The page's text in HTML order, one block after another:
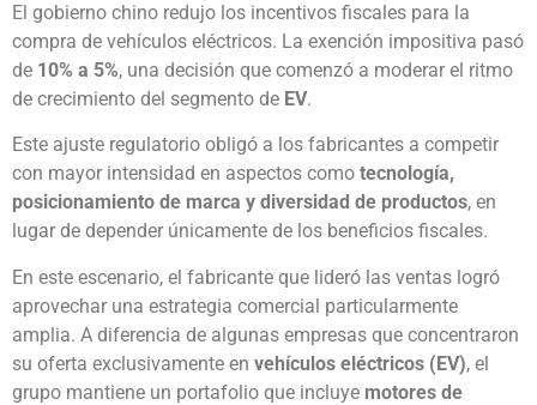
El gobierno chino redujo los incentivos fiscales para la
compra de vehículos eléctricos. La exención impositiva pasó
de 10% a 5%, una decisión que comenzó a moderar el ritmo
de crecimiento del segmento de EV.
Este ajuste regulatorio obligó a los fabricantes a competir
con mayor intensidad en aspectos como tecnología,
posicionamiento de marca y diversidad de productos, en
lugar de depender únicamente de los beneficios fiscales.
En este escenario, el fabricante que lideró las ventas logró
aprovechar una estrategia comercial particularmente
amplia. A diferencia de algunas empresas que concentraron
su oferta exclusivamente en vehículos eléctricos (EV), el
grupo mantiene un portafolio que incluye motores de